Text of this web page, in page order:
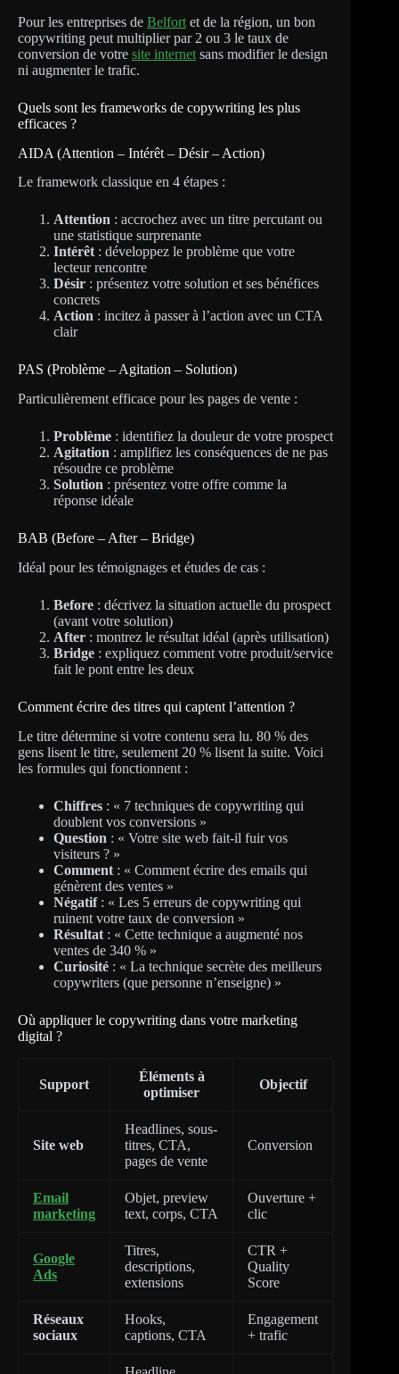
Pour les entreprises de Belfort et de la région, un bon
copywriting peut multiplier par 2 ou 3 le taux de
conversion de votre site internet sans modifier le design
ni augmenter le trafic.
Quels sont les frameworks de copywriting les plus
efficaces ?
AIDA (Attention – Intérêt – Désir – Action)
Le framework classique en 4 étapes :
Attention : accrochez avec un titre percutant ou
une statistique surprenante
Intérêt : développez le problème que votre
lecteur rencontre
Désir : présentez votre solution et ses bénéfices
concrets
Action : incitez à passer à l’action avec un CTA
clair
PAS (Problème – Agitation – Solution)
Particulièrement efficace pour les pages de vente :
Problème : identifiez la douleur de votre prospect
Agitation : amplifiez les conséquences de ne pas
résoudre ce problème
Solution : présentez votre offre comme la
réponse idéale
BAB (Before – After – Bridge)
Idéal pour les témoignages et études de cas :
Before : décrivez la situation actuelle du prospect
(avant votre solution)
After : montrez le résultat idéal (après utilisation)
Bridge : expliquez comment votre produit/service
fait le pont entre les deux
Comment écrire des titres qui captent l’attention ?
Le titre détermine si votre contenu sera lu. 80 % des
gens lisent le titre, seulement 20 % lisent la suite. Voici
les formules qui fonctionnent :
Chiffres : « 7 techniques de copywriting qui
doublent vos conversions »
Question : « Votre site web fait-il fuir vos
visiteurs ? »
Comment : « Comment écrire des emails qui
génèrent des ventes »
Négatif: « Les 5 erreurs de copywriting qui
ruinent votre taux de conversion »
Résultat : « Cette technique a augmenté nos
ventes de 340 % »
Curiosité : « La technique secrète des meilleurs
copywriters (que personne n’enseigne) »
Où appliquer le copywriting dans votre marketing
digital ?
Support
Éléments à
optimiser
Objectif
Site web
Headlines, sous-
titres, CTA,
pages de vente
Conversion
Email
marketing
Objet, preview
text, corps, CTA
Ouverture +
clic
Google
Ads
Titres,
descriptions,
extensions
CTR +
Quality
Score
Réseaux
sociaux
Hooks,
captions, CTA
Engagement
+ trafic